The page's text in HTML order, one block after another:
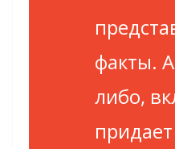
факты.
либо,